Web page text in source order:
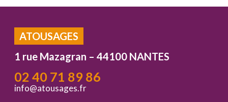
ATOUSAGES
1 rue Mazagran – 44100 NANTES
02 40 71 89 86
info@atousages.fr